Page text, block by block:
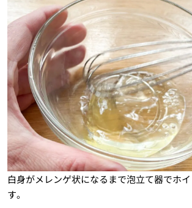
白身がメレンゲ状になるまで泡立て器でホ
す。